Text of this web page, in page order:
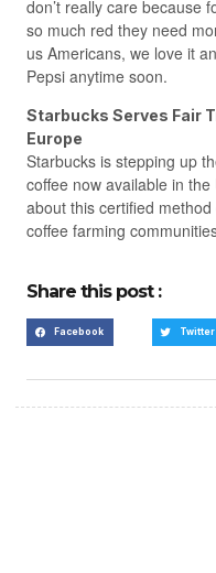
don’t really care because
so much red they need
us Americans, we love it
Pepsi anytime soon.
Starbucks Serves Fair
Europe
Starbucks is stepping up
coffee now available in
about this certified
coffee farming
Share this post :
Facebook Twitter